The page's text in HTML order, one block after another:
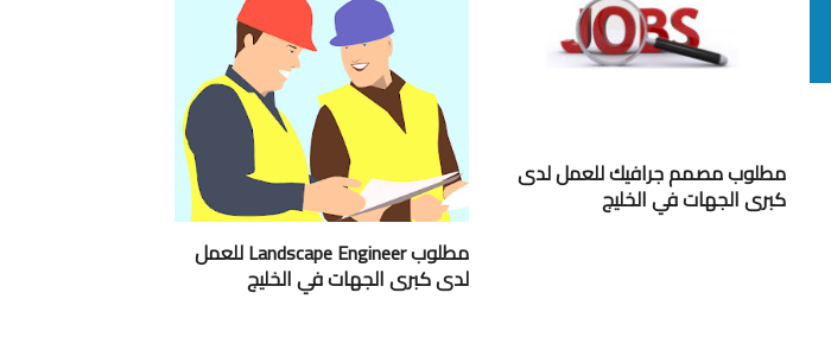
مطلوب مصمم جرافيك للعمل لدى
كبرى الجهات في الخليج
مطلوب Landscape Engineer للعمل
لدى كبرى الجهات في الخليج